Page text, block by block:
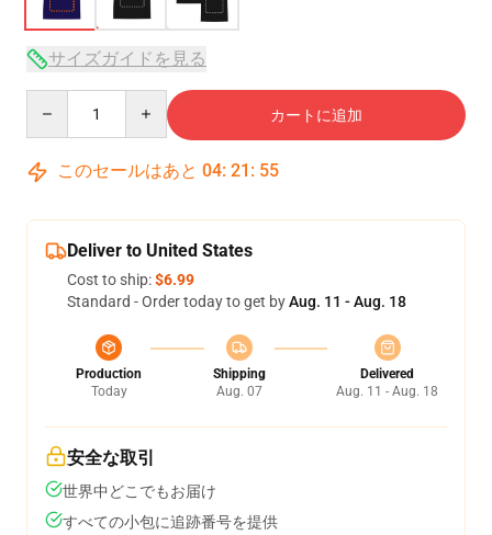
サイズガイドを見る
カートに追加
このセールはあと 04: 21 : 54
Deliver to United States
Cost to ship:$6.99
Standard - Order today to get byAug. 11 - Aug. 18
Production
Today
Shipping
Aug. 07
Delivered
Aug. 11 - Aug. 18
安全な取引
世界中どこでもお届け
すべての小包に追跡番号を提供